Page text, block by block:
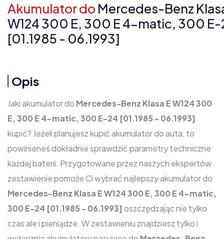
Akumulator do Mercedes-Benz
W124 300 E, 300 E 4-matic, 300 E-
[01.1985 - 06.1993]
Opis
Jaki akumulator do Mercedes-Benz Klasa E W124 300
E, 300 E 4-matic, 300 E-24 [01.1985 - 06.1993]
kupić? Jeżeli planujesz kupić akumulator do auta, to
powinieneś dokładnie sprawdzić parametry techniczne
każdej baterii. Przygotowane przez naszych ekspertów
zestawienie pomoże Ci wybrać najlepszy akumulator do
Mercedes-Benz Klasa E W124 300 E, 300 E 4-matic,
300 E-24 [01.1985 - 06.1993] oszczędzając nie tylko
czas ale i pieniądze. W zestawieniu znajdziesz tylko i